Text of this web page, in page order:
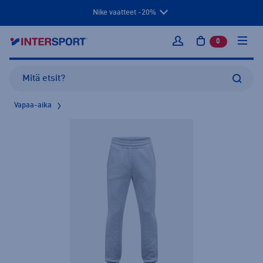
Nike vaatteet -20%
Kirjaudu sisään
0 tuotetta
Vapaa-aika